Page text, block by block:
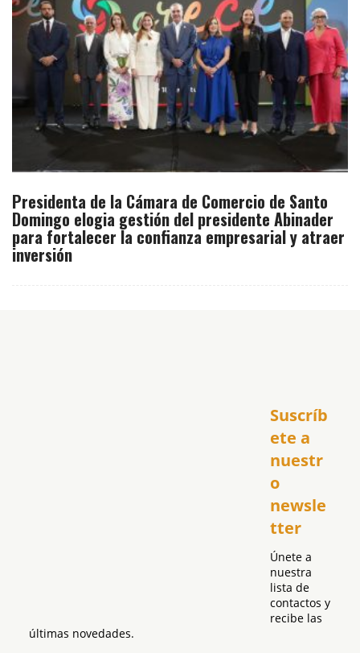
Presidenta de la Cámara de Comercio de Santo
Domingo elogia gestión del presidente Abinader
para fortalecer la confianza empresarial y atraer
inversión
Suscríb
ete a
nuestr
o
newsle
tter
Únete a
nuestra
lista de
contactos y
recibe las
últimas novedades.